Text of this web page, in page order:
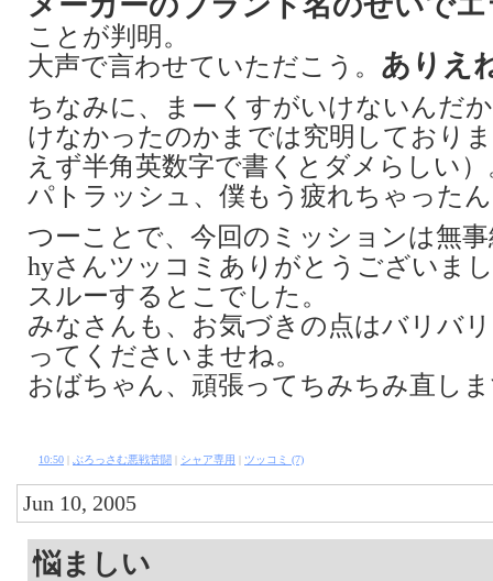
ことが判明。
大声で言わせていただこう。 ありえ
ちなみに、まーくすがいけないんだ
けなかったのかまでは究明しており
えず半角英数字で書くとダメらしい）
パトラッシュ、僕もう疲れちゃった
つーことで、今回のミッションは無
hyさんツッコミありがとうございま
スルーするとこでした。
みなさんも、お気づきの点はバリバ
ってくださいませね。
おばちゃん、頑張ってちみちみ直し
10:50 | ぶろっさむ悪戦苦闘 | シャア専用 | ツッコミ (7)
Jun 10, 2005
悩ましい